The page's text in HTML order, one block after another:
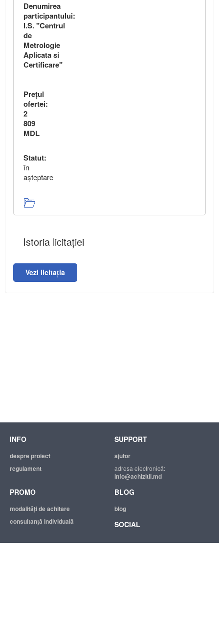
Denumirea
participantului:
I.S. "Centrul
de
Metrologie
Aplicata si
Certificare"
Preţul
ofertei:
2
809
MDL
Statut:
în
aşteptare
Istoria licitației
Vezi licitația
INFO
despre proiect
regulament
SUPPORT
ajutor
adresa electronică:
info@achizitii.md
PROMO
modalităţi de achitare
consultanță individuală
BLOG
blog
SOCIAL